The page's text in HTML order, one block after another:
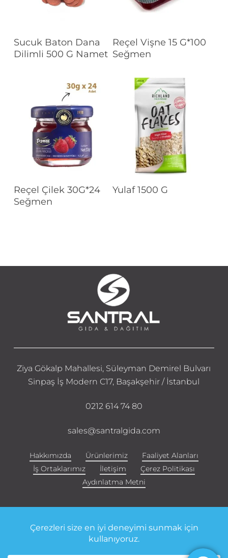
Devamını Oku
Sucuk Baton Dana
Dilimli 500 G Namet
Devamını Oku
Reçel Vişne 15 G*100
Seğmen
Devamını Oku
Reçel Çilek 30G*24
Seğmen
Devamını Oku
Yulaf 1500 G
Ziya Gökalp Mahallesi, Süleyman Demirel Bulvarı
Sinpaş İş Modern C17, Başakşehir / İstanbul
0212 614 74 80
sales@santralgida.com
Hakkımızda Ürünlerimiz
Faaliyet Alanları
İş Ortaklarımız
İletişim
Çerez Politikası
Aydınlatma Metni